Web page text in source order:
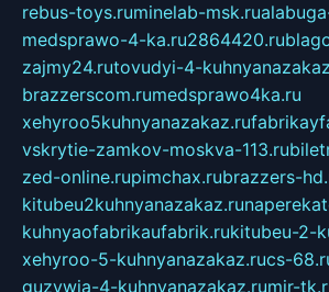
rebus-toys.ruminelab-msk.ru
medsprawo-4-ka.ru2864420.ru
zajmy24.rutovudyi-4-
brazzerscom.rumedsprawo4ka.ru
xehyroo5kuhnyanazakaz.ru
vskrytie-zamkov-moskva-113.ru
zed-online.rupimchax.rubrazzers-
kitubeu2kuhnyanazakaz.ru
kuhnyaofabrikaufabrik.rukitubeu-2-
xehyroo-5-kuhnyanazakaz.rucs-
guzywia-4-kuhnyanazakaz.rumir-